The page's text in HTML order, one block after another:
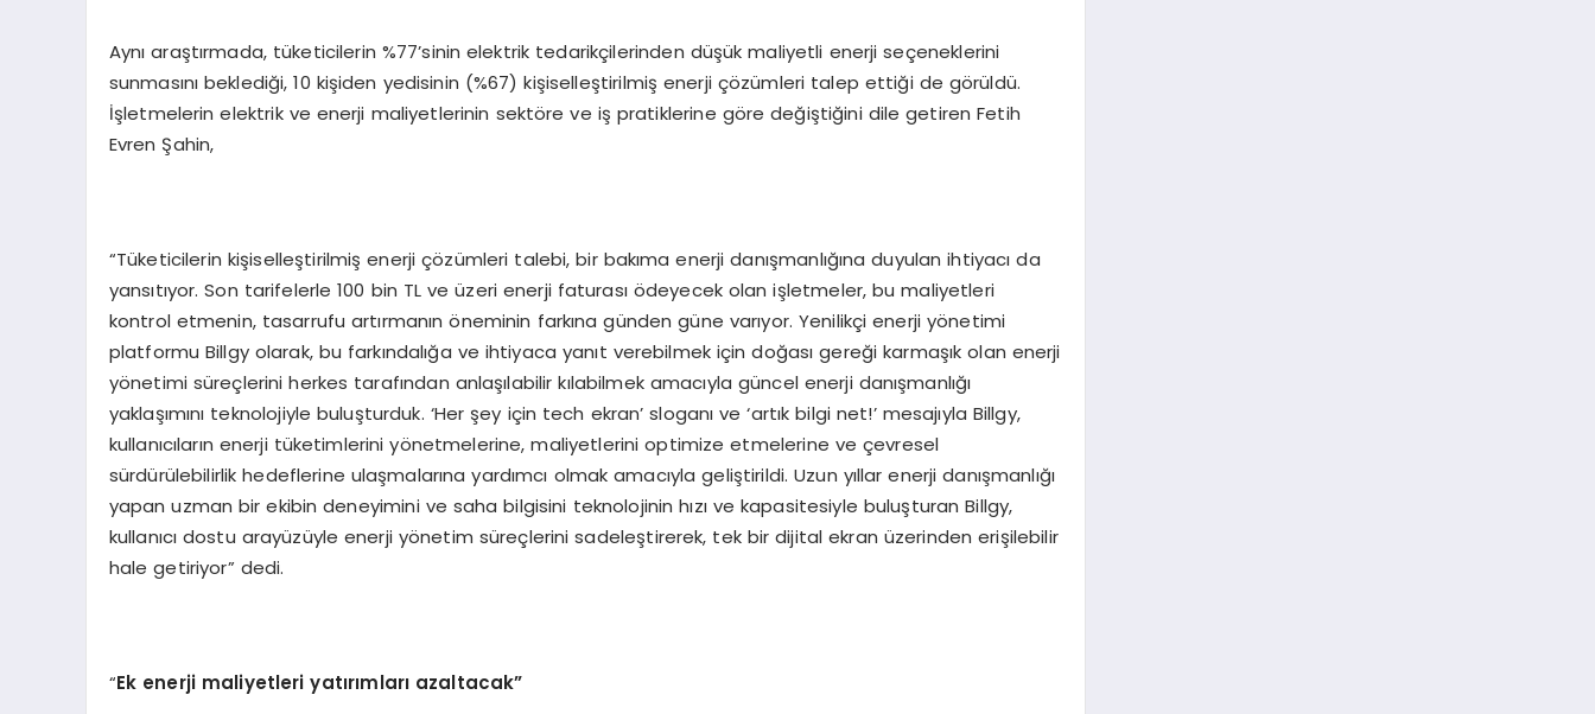
Aynı araştırmada, tüketicilerin %77’sinin elektrik tedarikçilerinden düşük maliyetli enerji seçeneklerini
sunmasını beklediği, 10 kişiden yedisinin (%67) kişiselleştirilmiş enerji çözümleri talep ettiği de görüldü.
İşletmelerin elektrik ve enerji maliyetlerinin sektöre ve iş pratiklerine göre değiştiğini dile getiren Fetih
Evren Şahin,
“Tüketicilerin kişiselleştirilmiş enerji çözümleri talebi, bir bakıma enerji danışmanlığına duyulan ihtiyacı da
yansıtıyor. Son tarifelerle 100 bin TL ve üzeri enerji faturası ödeyecek olan işletmeler, bu maliyetleri
kontrol etmenin, tasarrufu artırmanın öneminin farkına günden güne varıyor. Yenilikçi enerji yönetimi
platformu Billgy olarak, bu farkındalığa ve ihtiyaca yanıt verebilmek için doğası gereği karmaşık olan enerji
yönetimi süreçlerini herkes tarafından anlaşılabilir kılabilmek amacıyla güncel enerji danışmanlığı
yaklaşımını teknolojiyle buluşturduk. ‘Her şey için tech ekran’ sloganı ve ‘artık bilgi net!’ mesajıyla Billgy,
kullanıcıların enerji tüketimlerini yönetmelerine, maliyetlerini optimize etmelerine ve çevresel
sürdürülebilirlik hedeflerine ulaşmalarına yardımcı olmak amacıyla geliştirildi. Uzun yıllar enerji danışmanlığı
yapan uzman bir ekibin deneyimini ve saha bilgisini teknolojinin hızı ve kapasitesiyle buluşturan Billgy,
kullanıcı dostu arayüzüyle enerji yönetim süreçlerini sadeleştirerek, tek bir dijital ekran üzerinden erişilebilir
hale getiriyor” dedi.
“Ek enerji maliyetleri yatırımları azaltacak”